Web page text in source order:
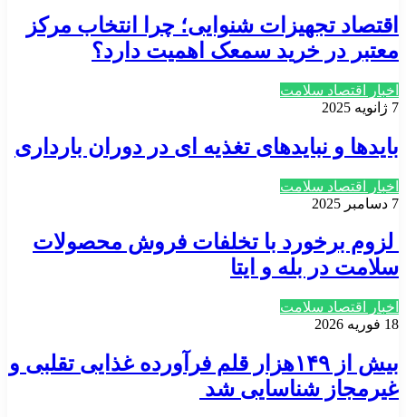
اقتصاد تجهیزات شنوایی؛ چرا انتخاب مرکز
معتبر در خرید سمعک اهمیت دارد؟
اخبار اقتصاد سلامت
7 ژانویه 2025
بایدها و نبایدهای تغذیه ای در دوران بارداری
اخبار اقتصاد سلامت
7 دسامبر 2025
لزوم برخورد با تخلفات فروش محصولات
سلامت در بله و ایتا
اخبار اقتصاد سلامت
18 فوریه 2026
بیش از ۱۴۹هزار قلم فرآورده غذایی تقلبی و
غیرمجاز شناسایی شد